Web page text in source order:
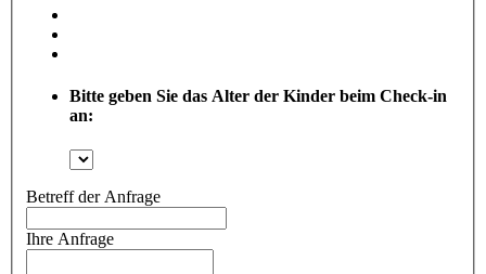
Bitte geben Sie das Alter der Kinder beim Check-in
an:
Betreff der Anfrage
Ihre Anfrage